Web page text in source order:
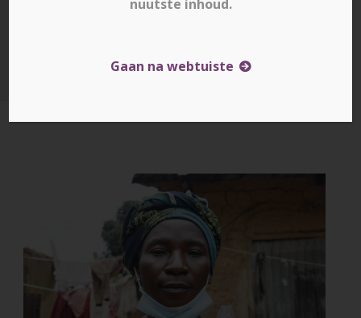
nuutste inhoud.
Gaan na webtuiste